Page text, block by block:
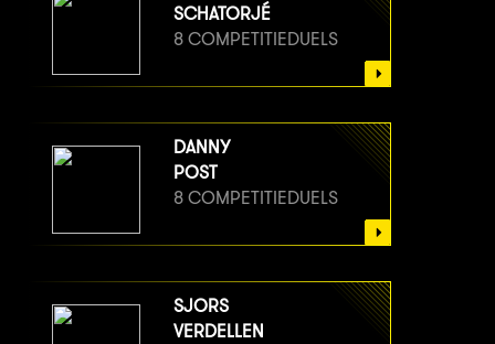
8 COMPETITIEDUELSSCHATORJÉ
8 COMPETITIEDUELS
DANNY
POST
8 COMPETITIEDUELS
SJORS
VERDELLEN